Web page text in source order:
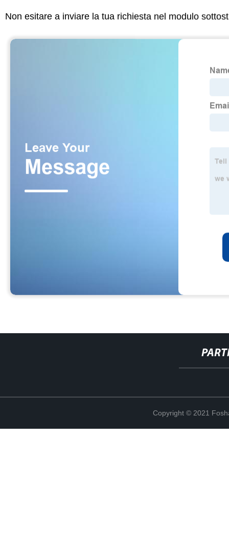
Non esitare a inviare la tua richiesta nel modulo
Copyright © 2021